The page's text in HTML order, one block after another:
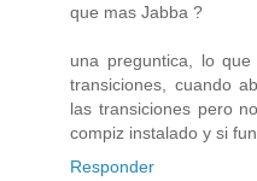
que mas Jabba ?
una preguntica, lo
transiciones, cuando
las transiciones pero
compiz instalado y si
Responder